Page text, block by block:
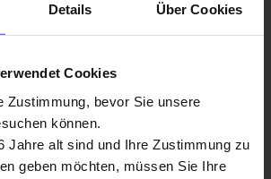
Details Über Cookies
Cookies
Zustimmung, bevor Sie unsere
können.
Jahre alt sind und Ihre Zustimmung zu
geben möchten, müssen Sie Ihre
Frage? Hier sind unsere
in deiner Region: